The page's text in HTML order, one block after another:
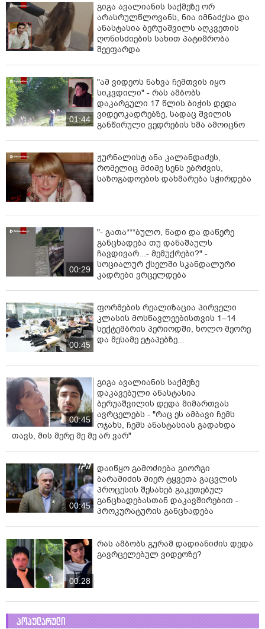
გიგა ავალიანის საქმეზე ორ
არასრულწლოვანს, ნია იმნაძესა და
ანასტასია ბერუაშვილს აღკვეთის
ღონისძიების სახით პატიმრობა
შეეფარდა
01:44
"ამ ვიდეოს ნახვა ჩემთვის იყო
სიკვდილი" - რას ამბობს
დაკარგული 17 წლის ბიჭის დედა
ვიდეოკადრებზე, სადაც შვილის
განწირული ვედრების ხმა ამოიცნო
ჟურნალისტ ანა კალანდაძეს,
რომელიც მძიმე სენს ებრძვის,
საზოგადოების დახმარება სჭირდება
00:29
"- გათა***ბულო, წადი და დაწერე
განცხადება თუ დანაშაულს
ჩავდივარ...- მემუქრები?" -
სოციალურ ქსელში სკანდალური
კადრები ვრცელდება
00:45
ფორმების რეალიზაცია პირველი
კლასის მოსწავლეებისთვის 1–14
სექტემბრის პერიოდში, ხოლო მეორე
და მესამე ეტაპებზე...
00:45
გიგა ავალიანის საქმეზე
დაკავებული ანასტასია
ბერუაშვილის დედა მიმართვას
ავრცელებს - "რაც ეს ამბავი ჩემს
ოჯახს, ჩემს ანასტასიას გადახდა
თავს, მის მერე მე მე არ ვარ"
00:45
დაიწყო გამოძიება გიორგი
ბარამიძის მიერ ტყვეთა გაცვლის
პროცესის შესახებ გაკეთებულ
განცხადებასთან დაკავშირებით -
პროკურატურის განცხადება
00:28
რას ამბობს გურამ დადიანიძის დედა
გავრცელებულ ვიდეოზე?
პოპულარული